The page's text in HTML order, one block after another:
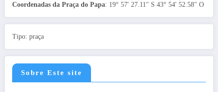
Coordenadas da Praça do Papa: 19° 57' 27.11" S 43° 54' 52.58" O
Tipo: praça
Sobre Este site